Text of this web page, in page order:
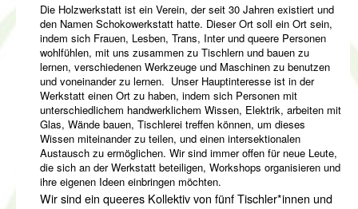
Die Holzwerkstatt ist ein Verein, der seit 30 Jahren existiert und
den Namen Schokowerkstatt hatte. Dieser Ort soll ein Ort sein,
indem sich Frauen, Lesben, Trans, Inter und queere Personen
wohlfühlen, mit uns zusammen zu Tischlern und bauen zu
lernen, verschiedenen Werkzeuge und Maschinen zu benutzen
und voneinander zu lernen. Unser Hauptinteresse ist in der
Werkstatt einen Ort zu haben, indem sich Personen mit
unterschiedlichem handwerklichem Wissen, Elektrik, arbeiten mit
Glas, Wände bauen, Tischlerei treffen können, um dieses
Wissen miteinander zu teilen, und einen intersektionalen
Austausch zu ermöglichen. Wir sind immer offen für neue Leute,
die sich an der Werkstatt beteiligen, Workshops organisieren und
ihre eigenen Ideen einbringen möchten.
Wir sind ein queeres Kollektiv von fünf Tischler*innen und